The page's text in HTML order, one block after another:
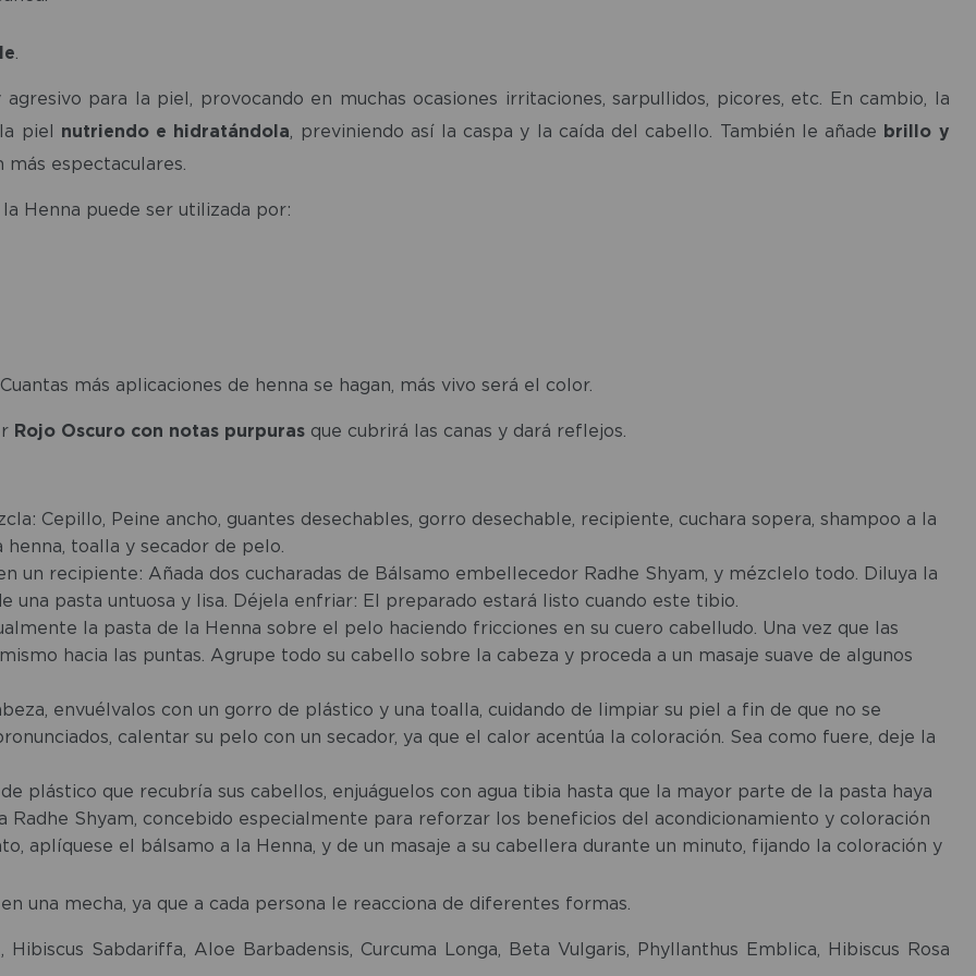
para la piel, provocando en muchas ocasiones irritaciones, sarpullidos, picores, etc. En cambio, la
piel nutriendo e hidratándola , previniendo así la caspa y la caída del cabello. También le añade brillo y
espectaculares.
Henna puede ser utilizada por:
más aplicaciones de henna se hagan, más vivo será el color.
Rojo Oscuro con notas purpurasque cubrirá las canas y dará reflejos.
Cepillo, Peine ancho, guantes desechables, gorro desechable, recipiente, cuchara sopera, shampoo a la
toalla y secador de pelo.
un recipiente: Añada dos cucharadas de Bálsamo embellecedor Radhe Shyam, y mézclelo todo. Diluya la
una pasta untuosa y lisa. Déjela enfriar: El preparado estará listo cuando este tibio.
la pasta de la Henna sobre el pelo haciendo fricciones en su cuero cabelludo. Una vez que las
hacia las puntas. Agrupe todo su cabello sobre la cabeza y proceda a un masaje suave de algunos
envuélvalos con un gorro de plástico y una toalla, cuidando de limpiar su piel a fin de que no se
calentar su pelo con un secador, ya que el calor acentúa la coloración. Sea como fuere, deje la
plástico que recubría sus cabellos, enjuáguelos con agua tibia hasta que la mayor parte de la pasta haya
Radhe Shyam, concebido especialmente para reforzar los beneficios del acondicionamiento y coloración
aplíquese el bálsamo a la Henna, y de un masaje a su cabellera durante un minuto, fijando la coloración y
una mecha, ya que a cada persona le reacciona de diferentes formas.
Sabdariffa, Aloe Barbadensis, Curcuma Longa, Beta Vulgaris, Phyllanthus Emblica, Hibiscus Rosa